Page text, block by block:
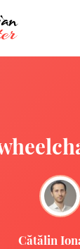
Cătălin